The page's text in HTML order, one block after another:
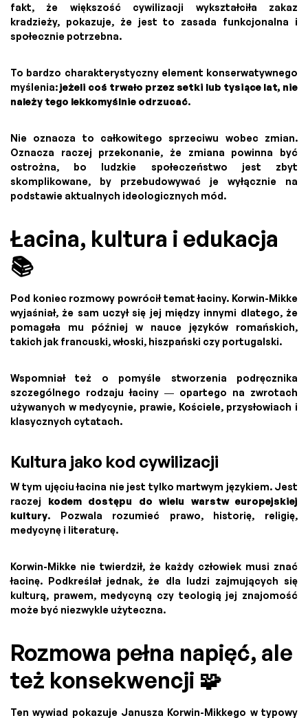
fakt, że większość cywilizacji wykształciła zakaz
kradzieży, pokazuje, że jest to zasada funkcjonalna i
społecznie potrzebna.
To bardzo charakterystyczny element konserwatywnego
myślenia:jeżeli coś trwało przez setki lub tysiące lat, nie
należy tego lekkomyślnie odrzucać.
Nie oznacza to całkowitego sprzeciwu wobec zmian.
Oznacza raczej przekonanie, że zmiana powinna być
ostrożna, bo ludzkie społeczeństwo jest zbyt
skomplikowane, by przebudowywać je wyłącznie na
podstawie aktualnych ideologicznych mód.
Łacina, kultura i edukacja
📚
Pod koniec rozmowy powrócił temat łaciny. Korwin-Mikke
wyjaśniał, że sam uczył się jej między innymi dlatego, że
pomagała mu później w nauce języków romańskich,
takich jak francuski, włoski, hiszpański czy portugalski.
Wspomniał też o pomyśle stworzenia podręcznika
szczególnego rodzaju łaciny — opartego na zwrotach
używanych w medycynie, prawie, Kościele, przysłowiach i
klasycznych cytatach.
Kultura jako kod cywilizacji
W tym ujęciu łacina nie jest tylko martwym językiem. Jest
raczej kodem dostępu do wielu warstw europejskiej
kultury. Pozwala rozumieć prawo, historię, religię,
medycynę i literaturę.
Korwin-Mikke nie twierdził, że każdy człowiek musi znać
łacinę. Podkreślał jednak, że dla ludzi zajmujących się
kulturą, prawem, medycyną czy teologią jej znajomość
może być niezwykle użyteczna.
Rozmowa pełna napięć, ale
też konsekwencji 🧩
Ten wywiad pokazuje Janusza Korwin-Mikkego w typowy